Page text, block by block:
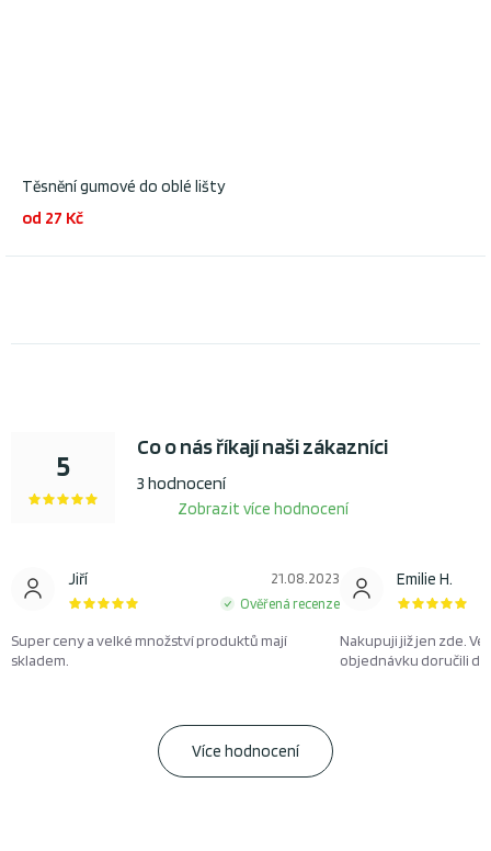
Těsnění gumové do oblé lišty
od 27 Kč
5 Co o nás říkají naši zákazníci
3 hodnocení
Zobrazit více hodnocení
Jiří 21.08.2023
Ověřená recenze
Super ceny a velké množství produktů mají
skladem.
Emilie H.
Nakupuji již jen zde.
objednávku doručili
Více hodnocení